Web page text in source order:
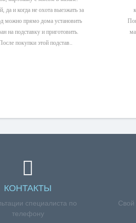
да и когда не охота выезжать за
можно прямо дома установить
на подставку и приготовить.
покупки этой подстав..
КОНТАКТЫ
специалиста по
телефону
Свой